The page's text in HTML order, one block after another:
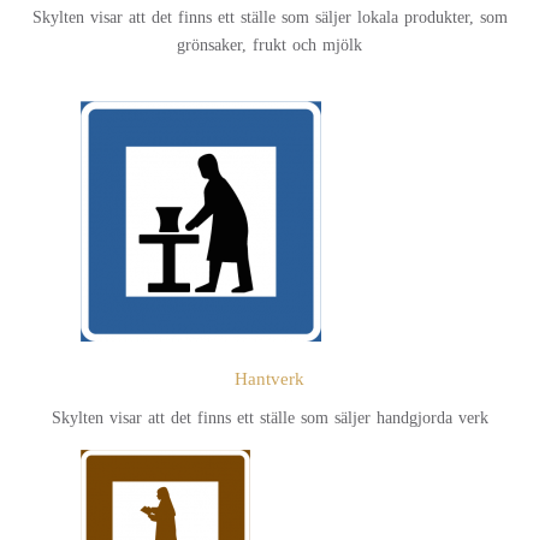
Skylten visar att det finns ett ställe som säljer lokala produkter, som
grönsaker, frukt och mjölk
Hantverk
Skylten visar att det finns ett ställe som säljer handgjorda verk